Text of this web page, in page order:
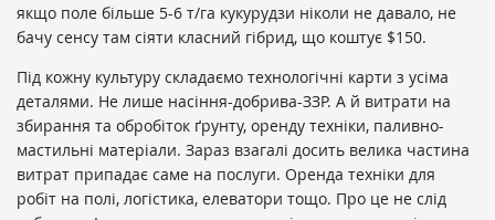
якщо поле більше 5-6 т/га кукурудзи ніколи не давало, не
бачу сенсу там сіяти класний гібрид, що коштує $150.
Під кожну культуру складаємо технологічні карти з усіма
деталями. Не лише насіння-добрива-ЗЗР. А й витрати на
збирання та обробіток ґрунту, оренду техніки, паливно-
мастильні матеріали. Зараз взагалі досить велика частина
витрат припадає саме на послуги. Оренда техніки для
робіт на полі, логістика, елеватори тощо. Про це не слід